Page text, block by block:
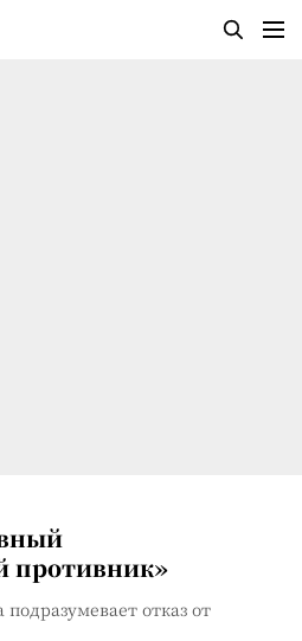
противник»
отказ от